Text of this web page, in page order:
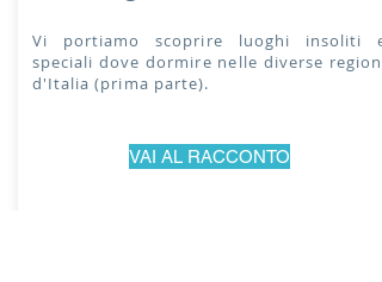
Vi portiamo scoprire luoghi insoliti e
speciali dove dormire nelle diverse regioni
d'Italia (prima parte).
VAI AL RACCONTO